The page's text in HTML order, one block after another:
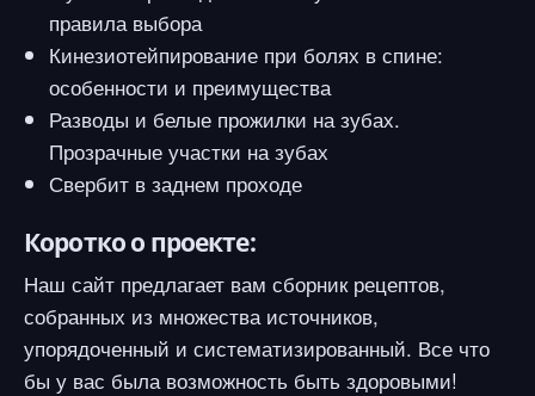
правила выбора
Кинезиотейпирование при болях в спине:
особенности и преимущества
Разводы и белые прожилки на зубах.
Прозрачные участки на зубах
Свербит в заднем проходе
Коротко о проекте:
Наш сайт предлагает вам сборник рецептов,
собранных из множества источников,
упорядоченный и систематизированный. Все что
бы у вас была возможность быть здоровыми!